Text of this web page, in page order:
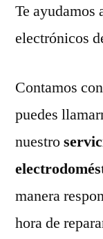
Te ayudamos
electrónicos
Contamos
puedes
nuestro
manera
hora de